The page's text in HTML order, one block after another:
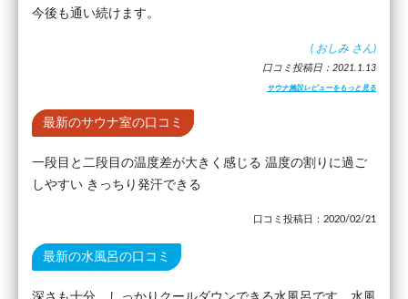
今後も通い続けます。
( おしみ さん)
口コミ投稿日：2021.1.13
サウナ施設レビューをもっと見る
最新のサウナ室の口コミ
一段目と二段目の温度差が大きく感じる 温度の割りに過ご
しやすい きっちり発汗できる
口コミ投稿日：2020/02/21
最新の水風呂の口コミ